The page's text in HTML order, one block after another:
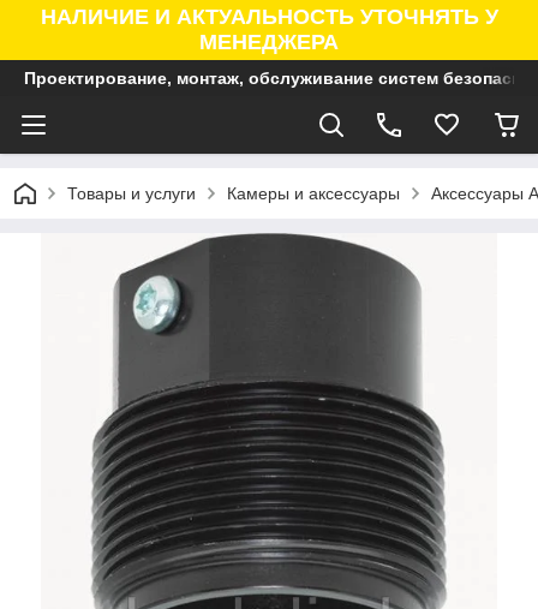
НАЛИЧИЕ И АКТУАЛЬНОСТЬ УТОЧНЯТЬ У
МЕНЕДЖЕРА
Проектирование, монтаж, обслуживание систем
Товары и услуги Камеры и аксессуары Аксессуары